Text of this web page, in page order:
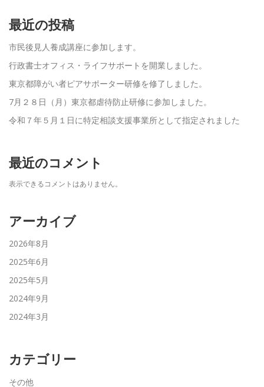
最近の投稿
市民後見人養成講座に参加します。
行政書士オフィス・ライフサポートを開業しました。
東京都障がい者ピアサポーター研修を修了しました。
7月２８日（月）東京都虐待防止研修に参加しました。
令和７年５月１日に特定相談支援事業所として指定されました
最近のコメント
表示できるコメントはありません。
アーカイブ
2026年8月
2025年6月
2025年5月
2024年9月
2024年3月
カテゴリー
その他